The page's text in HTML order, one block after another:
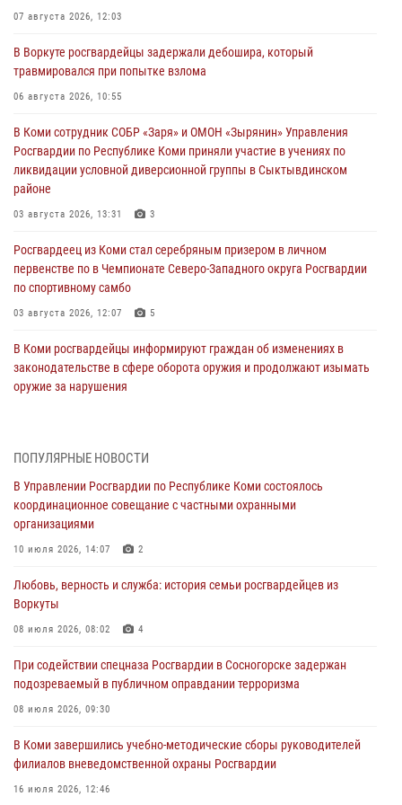
07 августа 2026, 12:03
В Воркуте росгвардейцы задержали дебошира, который
травмировался при попытке взлома
06 августа 2026, 10:55
В Коми сотрудник СОБР «Заря» и ОМОН «Зырянин» Управления
Росгвардии по Республике Коми приняли участие в учениях по
ликвидации условной диверсионной группы в Сыктывдинском
районе
03 августа 2026, 13:31 3
Росгвардеец из Коми стал серебряным призером в личном
первенстве по в Чемпионате Северо-Западного округа Росгвардии
по спортивному самбо
03 августа 2026, 12:07 5
В Коми росгвардейцы информируют граждан об изменениях в
законодательстве в сфере оборота оружия и продолжают изымать
оружие за нарушения
для добровольной сдачи оружия
31 июля 2026, 10:55
Временно исполняющий обязанности начальника Управления
Росгвардии по Республике Коми лично проверил ДОЛ «Орленок»
В Усинске росгвардейцы оперативно отработали план «Квартал»
30 июля 2026, 13:53
В Санкт-Петербурге прошел окружной этап ежегодного
Всероссийского конкурса профессионального мастерства среди
сотрудников вневедомственной охраны Росгвардии
В Сыктывкаре росгвардейцы приняли участие в молебне в рамках
Дня Крещения Руси и Дня святого равноапостольного князя
ПОПУЛЯРНЫЕ НОВОСТИ
В Управлении Росгвардии по Республике Коми состоялось
координационное совещание с частными охранными
организациями
10 июля 2026, 14:07 2
Любовь, верность и служба: история семьи росгвардейцев из
Воркуты
08 июля 2026, 08:02 4
При содействии спецназа Росгвардии в Сосногорске задержан
подозреваемый в публичном оправдании терроризма
08 июля 2026, 09:30
В Коми завершились учебно-методические сборы руководителей
филиалов вневедомственной охраны Росгвардии
16 июля 2026, 12:46